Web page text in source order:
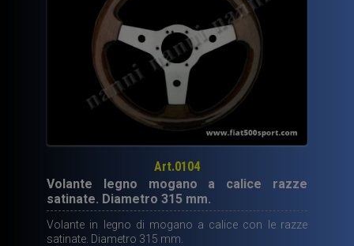
Art.0104
Volante legno mogano a calice razze
satinate. Diametro 315 mm.
Volante in legno di mogano a calice con le razze
satinate. Diametro 315 mm.